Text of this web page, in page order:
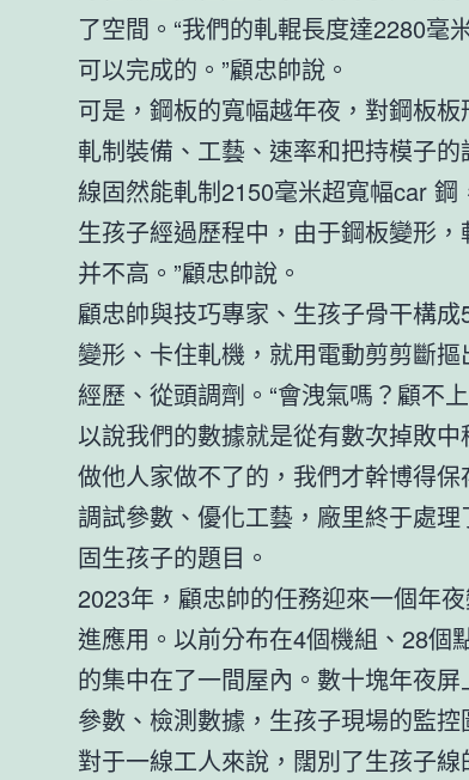
了空間。“我們的軋輥長度達2280毫
可以完成的。”顧忠帥說。
可是，鋼板的寬幅越年夜，對鋼板
軋制裝備、工藝、速率和把持模子
線固然能軋制2150毫米超寬幅car 鋼
生孩子經過歷程中，由于鋼板變形
并不高。”顧忠帥說。
顧忠帥與技巧專家、生孩子骨干構
變形、卡住軋機，就用電動剪剪斷
經歷、從頭調劑。“會洩氣嗎？顧不
以說我們的數據就是從有數次掉敗
做他人家做不了的，我們才幹博得保
調試參數、優化工藝，廠里終于處理
固生孩子的題目。
2023年，顧忠帥的任務迎來一個年
進應用。以前分布在4個機組、28個
的集中在了一間屋內。數十塊年夜
參數、檢測數據，生孩子現場的監
對于一線工人來說，闊別了生孩子